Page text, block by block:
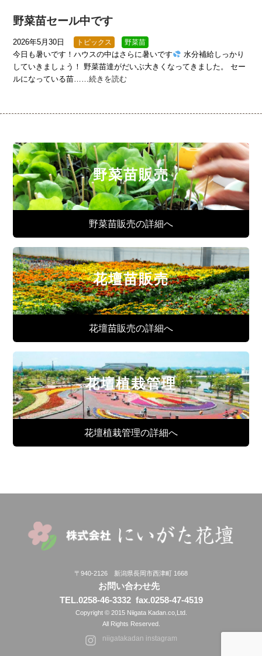
野菜苗セール中です
2026年5月30日 トピックス 野菜苗
今日も暑いです！ハウスの中はさらに暑いです
水分補給しっかり
していきましょう！ 野菜苗達がだいぶ大きくなってきました。 セー
ルになっている苗……続きを読む
野菜苗販売
野菜苗販売の詳細へ
花壇苗販売
花壇苗販売の詳細へ
花壇植栽管理
花壇植栽管理の詳細へ
〒940-2126 新潟県長岡市西津町 1668
お問い合わせ先
TEL.0258-46-3332fax.0258-47-4519
Copyright © 2015 Niigata Kadan.co,Ltd.
All Rights Reserved.
niigatakadan instagram